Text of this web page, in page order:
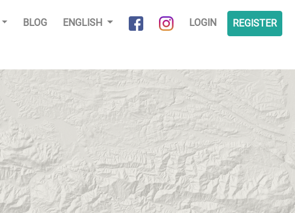
BLOG ENGLISH LOGIN REGISTER